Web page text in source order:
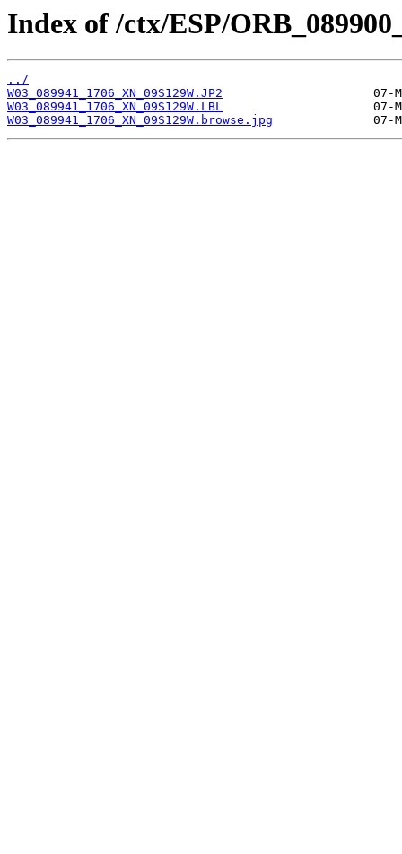
Index of /ctx/ESP/
../
W03_089941_1706_XN_09S129W.JP2
W03_089941_1706_XN_09S129W.LBL
W03_089941_1706_XN_09S129W.browse.jpg